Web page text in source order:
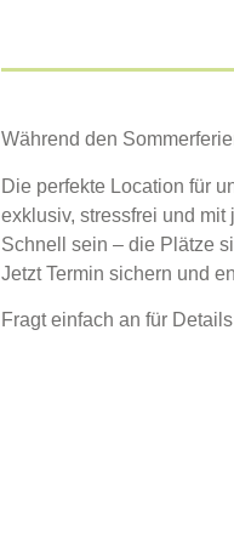
Während den
Die perfekte Location für
exklusiv, stressfrei und
Schnell sein – die Plätze
Jetzt Termin sichern und
Fragt einfach an für